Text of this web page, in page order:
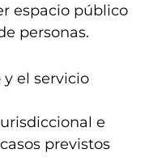
espacio público
personas.
el servicio
e
previstos